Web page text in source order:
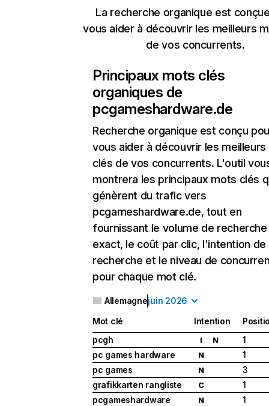
La recherche organique est
vous aider à découvrir les meilleurs
de vos concurrents.
Principaux mots clés
organiques de
pcgameshardware.de
Recherche organique est conçu
vous aider à découvrir les
clés de vos concurrents. L'outil
montrera les principaux mots clés
génèrent du trafic vers
pcgameshardware.de, tout en
fournissant le volume de recherche
exact, le coût par clic, l'intention de
recherche et le niveau de
pour chaque mot clé.
Allemagnejuin 2026
Mot clé Intention
pcgh
I N
1
pc games hardware
N
1
pc games
N
3
grafikkarten rangliste
C
1
pcgameshardware
N 1